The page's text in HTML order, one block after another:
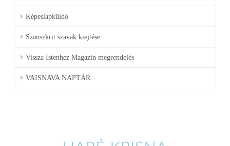
Képeslapküldő
Szanszkrit szavak kiejtése
Vissza Istenhez Magazin megrendelés
VAISNAVA NAPTÁR